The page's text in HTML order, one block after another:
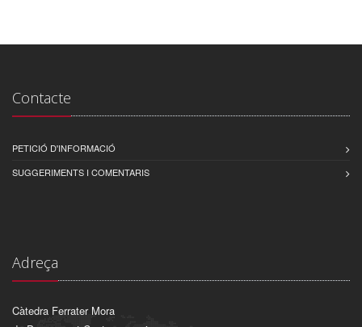
Contacte
PETICIÓ D'INFORMACIÓ
SUGGERIMENTS I COMENTARIS
Adreça
Càtedra Ferrater Mora